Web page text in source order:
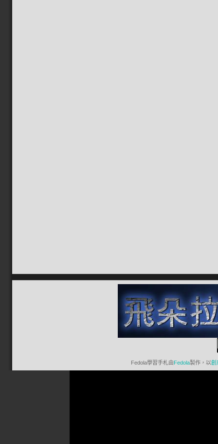
Fedola學習手札由Fedola製作，以創